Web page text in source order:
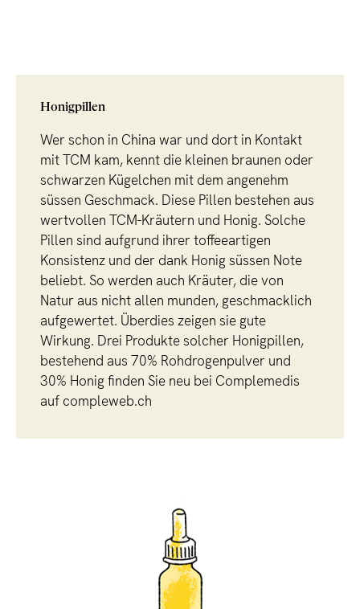
Honigpillen
Wer schon in China war und dort in Kontakt
mit TCM kam, kennt die kleinen braunen oder
schwarzen Kügelchen mit dem angenehm
süssen Geschmack. Diese Pillen bestehen aus
wertvollen TCM-Kräutern und Honig. Solche
Pillen sind aufgrund ihrer toffeeartigen
Konsistenz und der dank Honig süssen Note
beliebt. So werden auch Kräuter, die von
Natur aus nicht allen munden, geschmacklich
aufgewertet. Überdies zeigen sie gute
Wirkung. Drei Produkte solcher Honigpillen,
bestehend aus 70% Rohdrogenpulver und
30% Honig finden Sie neu bei Complemedis
auf compleweb.ch